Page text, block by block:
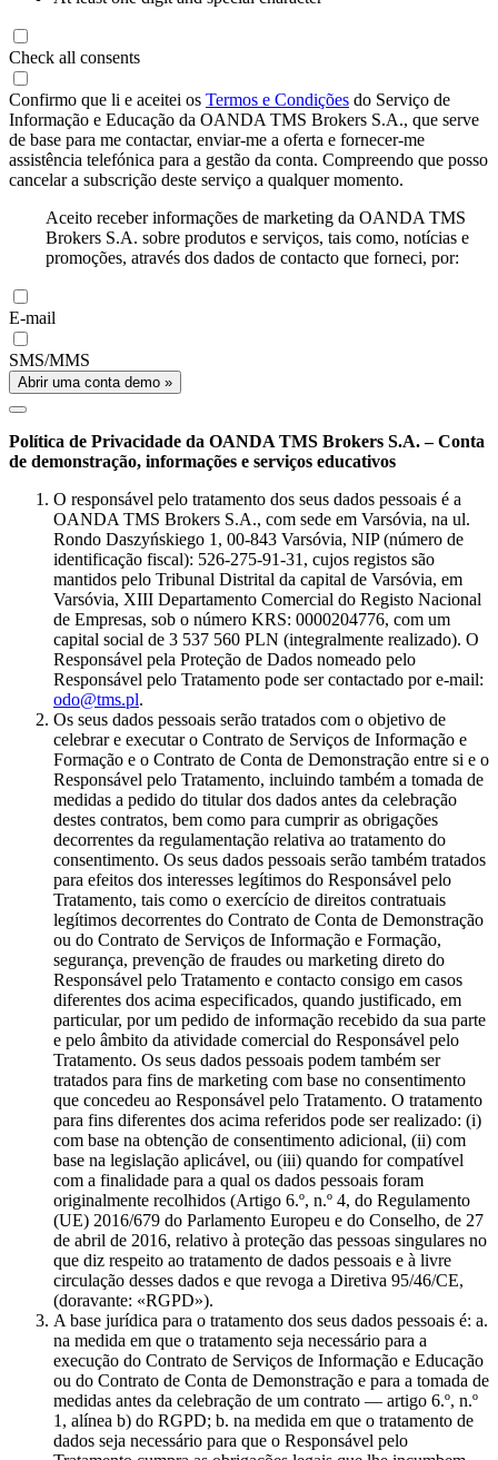
Check all consents
Confirmo que li e aceitei os Termos e Condições do Serviço de
Informação e Educação da OANDA TMS Brokers S.A., que serve
de base para me contactar, enviar-me a oferta e fornecer-me
assistência telefónica para a gestão da conta. Compreendo que posso
cancelar a subscrição deste serviço a qualquer momento.
Aceito receber informações de marketing da OANDA TMS
Brokers S.A. sobre produtos e serviços, tais como, notícias e
promoções, através dos dados de contacto que forneci, por:
E-mail
SMS/MMS
Abrir uma conta demo »
Política de Privacidade da OANDA TMS Brokers S.A. – Conta
de demonstração, informações e serviços educativos
O responsável pelo tratamento dos seus dados pessoais é a
OANDA TMS Brokers S.A., com sede em Varsóvia, na ul.
Rondo Daszyńskiego 1, 00-843 Varsóvia, NIP (número de
identificação fiscal): 526-275-91-31, cujos registos são
mantidos pelo Tribunal Distrital da capital de Varsóvia, em
Varsóvia, XIII Departamento Comercial do Registo Nacional
de Empresas, sob o número KRS: 0000204776, com um
capital social de 3 537 560 PLN (integralmente realizado). O
Responsável pela Proteção de Dados nomeado pelo
Responsável pelo Tratamento pode ser contactado por e-mail:
odo@tms.pl.
Os seus dados pessoais serão tratados com o objetivo de
celebrar e executar o Contrato de Serviços de Informação e
Formação e o Contrato de Conta de Demonstração entre si e o
Responsável pelo Tratamento, incluindo também a tomada de
medidas a pedido do titular dos dados antes da celebração
destes contratos, bem como para cumprir as obrigações
decorrentes da regulamentação relativa ao tratamento do
consentimento. Os seus dados pessoais serão também tratados
para efeitos dos interesses legítimos do Responsável pelo
Tratamento, tais como o exercício de direitos contratuais
legítimos decorrentes do Contrato de Conta de Demonstração
ou do Contrato de Serviços de Informação e Formação,
segurança, prevenção de fraudes ou marketing direto do
Responsável pelo Tratamento e contacto consigo em casos
diferentes dos acima especificados, quando justificado, em
particular, por um pedido de informação recebido da sua parte
e pelo âmbito da atividade comercial do Responsável pelo
Tratamento. Os seus dados pessoais podem também ser
tratados para fins de marketing com base no consentimento
que concedeu ao Responsável pelo Tratamento. O tratamento
para fins diferentes dos acima referidos pode ser realizado: (i)
com base na obtenção de consentimento adicional, (ii) com
base na legislação aplicável, ou (iii) quando for compatível
com a finalidade para a qual os dados pessoais foram
originalmente recolhidos (Artigo 6.º, n.º 4, do Regulamento
(UE) 2016/679 do Parlamento Europeu e do Conselho, de 27
de abril de 2016, relativo à proteção das pessoas singulares no
que diz respeito ao tratamento de dados pessoais e à livre
circulação desses dados e que revoga a Diretiva 95/46/CE,
(doravante: «RGPD»).
A base jurídica para o tratamento dos seus dados pessoais é: a.
na medida em que o tratamento seja necessário para a
execução do Contrato de Serviços de Informação e Educação
ou do Contrato de Conta de Demonstração e para a tomada de
medidas antes da celebração de um contrato — artigo 6.º, n.º
1, alínea b) do RGPD; b. na medida em que o tratamento de
dados seja necessário para que o Responsável pelo